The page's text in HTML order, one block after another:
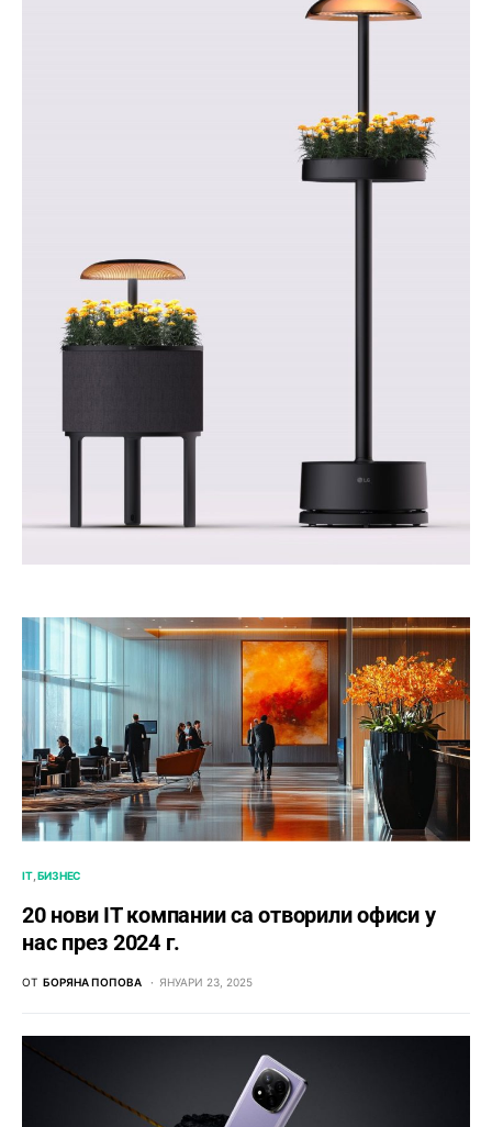
IT БИЗНЕС
20 нови IT компании са отворили офиси у
нас през 2024 г.
ОТ БОРЯНА ПОПОВА ЯНУАРИ 23, 2025